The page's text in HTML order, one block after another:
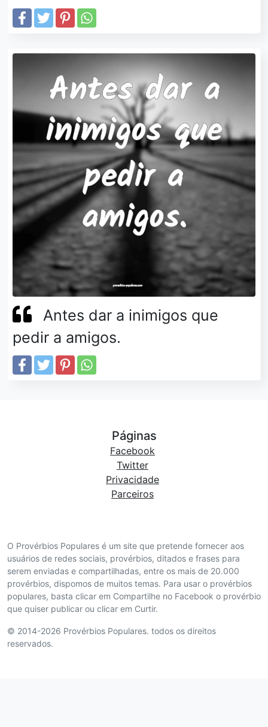
Antes dar a inimigos que
pedir a amigos.
O Provérbios Populares é um site que pretende fornecer aos
usuários de redes sociais, provérbios, ditados e frases para
serem enviadas e compartilhadas, entre os mais de 20.000
provérbios, dispomos de muitos temas. Para usar o provérbios
populares, basta clicar em Compartilhe no Facebook o provérbio
que quiser publicar ou clicar em Curtir.
© 2014-2026 Provérbios Populares. todos os direitos
reservados.
Páginas
Facebook
Twitter
Privacidade
Parceiros